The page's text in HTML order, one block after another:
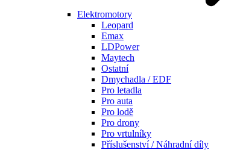
Elektromotory
Leopard
Emax
LDPower
Maytech
Ostatní
Dmychadla / EDF
Pro letadla
Pro auta
Pro lodě
Pro drony
Pro vrtulníky
Příslušenství / Náhradní díly